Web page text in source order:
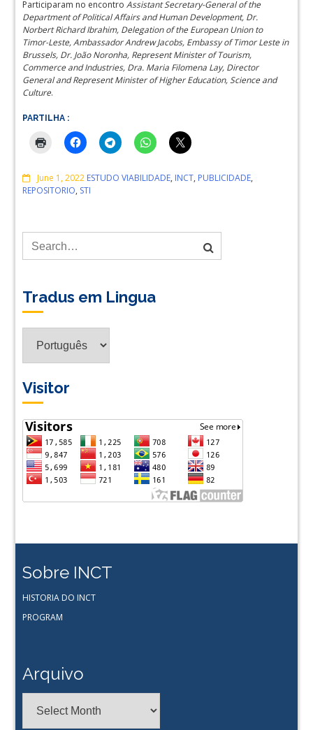
Participaram no encontroAssistant Secretary-General of the
Department of Political Affairs and Human Development, Dr.
Norbert Richard Ibrahim, Delegation of the European Union to
Timor-Leste,Ambassador Andrew Jacobs, Embassy of Timor Leste in
Brussels, Dr. João Noronha, RepresentMinister of Tourism,
Commerce and Industries, Dra. Maria Filomena Lay, Director
GeneralandRepresent Minister of Higher Education, Science and
Culture.
PARTILHA :
June 1, 2022 Comments
ESTUDO VIABILIDADE, INCT, PUBLICIDADE,
REPOSITORIO, STI
Tradus em Lingua
Visitor
Sobre INCT
HISTORIA DO INCT
PROGRAM
Arquivo